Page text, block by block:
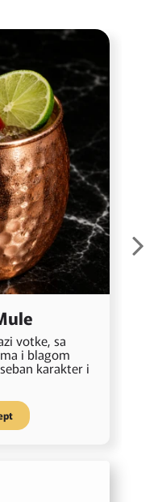
votke, sa
i blagom
karakter i